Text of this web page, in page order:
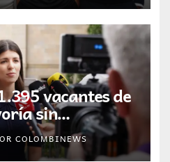
vacantes de
sin
COLOMBINEWS